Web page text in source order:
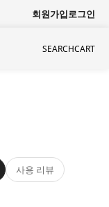
회원가입로그인
SEARCHCART
사용 리뷰